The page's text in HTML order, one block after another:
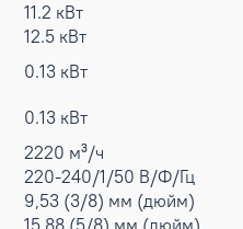
11.2 кВт
12.5 кВт
0.13 кВт
0.13 кВт
2220 м³/ч
220-240/1/50 В/Ф/Гц
9,53 (3/8) мм (дюйм)
15,88 (5/8) мм (дюйм)